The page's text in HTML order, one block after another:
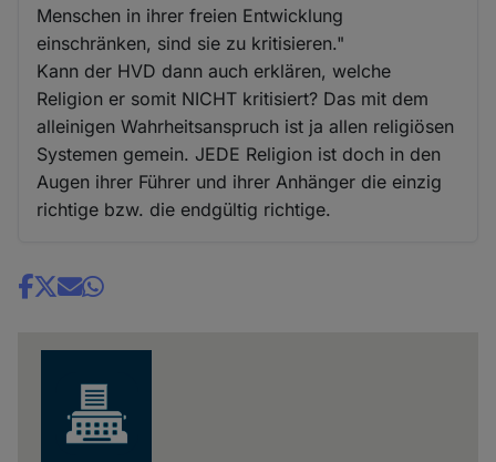
Menschen in ihrer freien Entwicklung
einschränken, sind sie zu kritisieren."
Kann der HVD dann auch erklären, welche
Religion er somit NICHT kritisiert? Das mit dem
alleinigen Wahrheitsanspruch ist ja allen religiösen
Systemen gemein. JEDE Religion ist doch in den
Augen ihrer Führer und ihrer Anhänger die einzig
richtige bzw. die endgültig richtige.
Share